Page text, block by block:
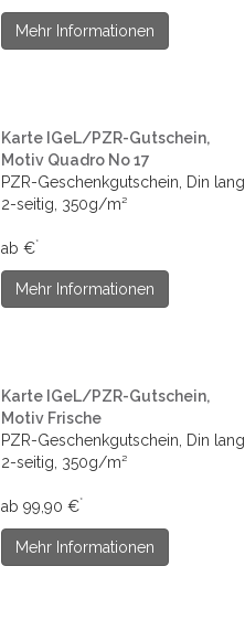
Mehr Informationen
Karte IGeL/PZR-Gutschein,
Motiv Quadro No 17
PZR-Geschenkgutschein, Din lang,
2-seitig, 350g/m²
ab €*
Mehr Informationen
Karte IGeL/PZR-Gutschein,
Motiv Frische
PZR-Geschenkgutschein, Din lang,
2-seitig, 350g/m²
ab 99,90 €*
Mehr Informationen